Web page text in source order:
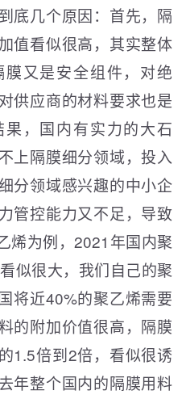
底几个原因：首先，隔
值看似很高，其实整体
又是安全组件，对绝
供应商的材料要求也是
，国内有实力的大石
上隔膜细分领域，投入
分领域感兴趣的中小企
管控能力又不足，导致
烯为例，2021年国内聚
似很大，我们自己的聚
将近40%的聚乙烯需要
的附加价值很高，隔膜
1.5倍到2倍，看似很诱
年整个国内的隔膜用料